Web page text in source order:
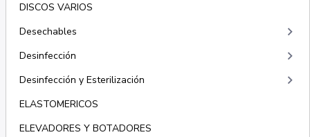
DISCOS VARIOS
Desechables
keyboard_arrow_right
Desinfección keyboard_arrow_right
Desinfección y Esterilización keyboard_arrow_right
ELASTOMERICOS
ELEVADORES Y BOTADORES